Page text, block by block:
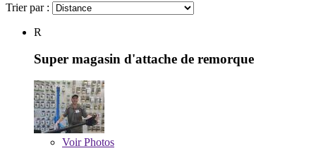
Trier par :
R
Super magasin d'attache de remorque
VoirPhotos